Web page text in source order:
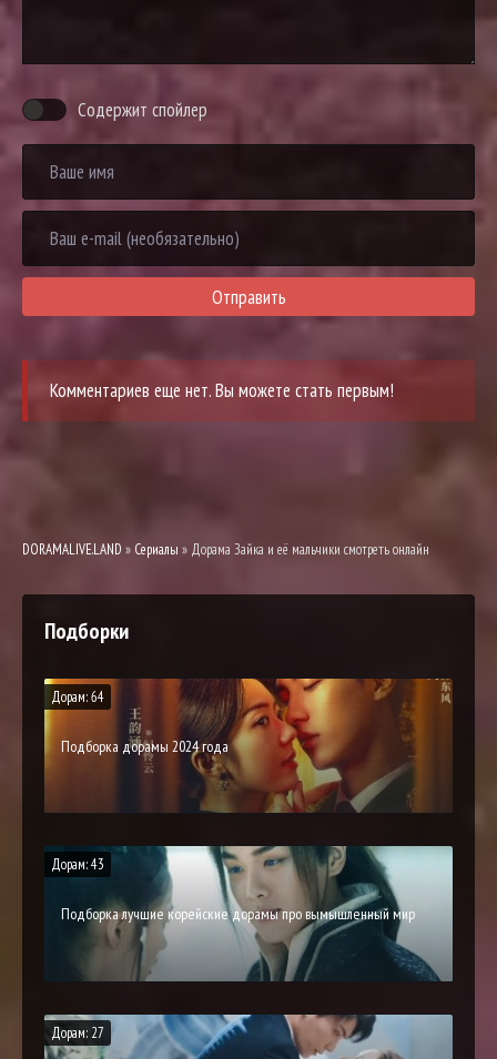
Содержит спойлер
Отправить
Комментариев еще нет. Вы можете стать первым!
DORAMALIVE.LAND » Сериалы » Дорама Зайка и её мальчики смотреть онлайн
Подборки
Дорам: 64
Подборка дорамы 2024 года
Дорам: 43
Подборка лучшие корейские дорамы про вымышленный мир
Дорам: 27